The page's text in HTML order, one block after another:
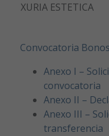
XURIA ESTETICA
Convocatoria
Anexo I –
convocatoria
Anexo II –
Anexo III –
transferencia